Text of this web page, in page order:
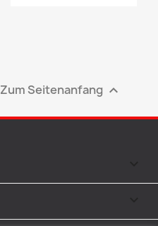
Zum Seitenanfang 